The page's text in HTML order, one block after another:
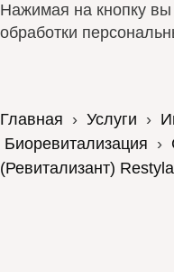
Нажимая на кнопку
обработки
Главная › Услуги ›
Биоревитализация ›
(Ревитализант)